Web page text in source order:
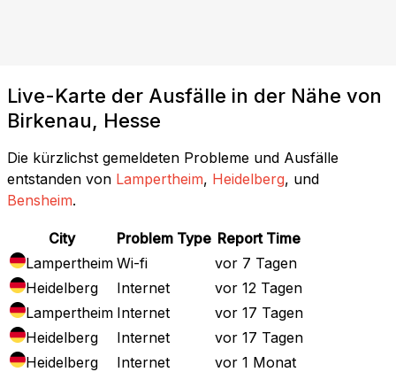
Live-Karte der Ausfälle in der Nähe von
Birkenau, Hesse
Die kürzlichst gemeldeten Probleme und Ausfälle
entstanden von Lampertheim, Heidelberg, und
Bensheim.
City Problem Type Report Time
Lampertheim Wi-fi
vor 7 Tagen
Heidelberg
Internet
vor 12 Tagen
Lampertheim Internet
vor 17 Tagen
Heidelberg
Internet
vor 17 Tagen
Heidelberg
Internet vor 1 Monat